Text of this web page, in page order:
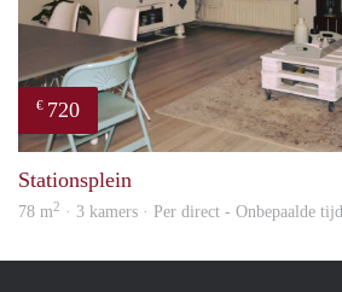
€ 720
Stationsplein
78 m2 · 3 kamers · Per direct - Onbepaalde tijd